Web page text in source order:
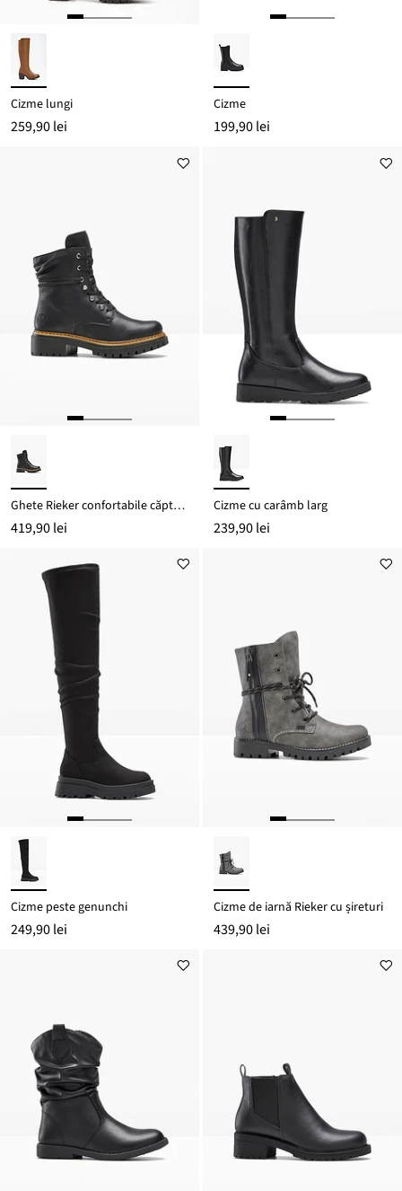
Cizme lungi
259,90 lei
Cizme
199,90 lei
Ghete Rieker confortabile căptușite cu șiret
419,90 lei
Cizme cu carâmb larg
239,90 lei
Cizme peste genunchi
249,90 lei
Cizme de iarnă Rieker cu șireturi
439,90 lei